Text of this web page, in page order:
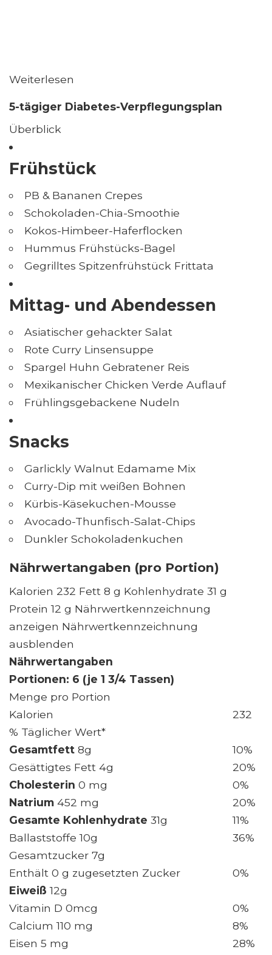
Weiterlesen
5-tägiger Diabetes-Verpflegungsplan
Überblick
Frühstück
PB & Bananen Crepes
Schokoladen-Chia-Smoothie
Kokos-Himbeer-Haferflocken
Hummus Frühstücks-Bagel
Gegrilltes Spitzenfrühstück Frittata
Mittag- und Abendessen
Asiatischer gehackter Salat
Rote Curry Linsensuppe
Spargel Huhn Gebratener Reis
Mexikanischer Chicken Verde Auflauf
Frühlingsgebackene Nudeln
Snacks
Garlickly Walnut Edamame Mix
Curry-Dip mit weißen Bohnen
Kürbis-Käsekuchen-Mousse
Avocado-Thunfisch-Salat-Chips
Dunkler Schokoladenkuchen
Nährwertangaben (pro Portion)
Kalorien 232 Fett 8 g Kohlenhydrate 31 g
Protein 12 g Nährwertkennzeichnung
anzeigen Nährwertkennzeichnung
ausblenden
Nährwertangaben
Portionen: 6 (je 1 3/4 Tassen)
Menge pro Portion
Kalorien
232
% Täglicher Wert*
Gesamtfett 8g
10%
Gesättigtes Fett 4g
20%
Cholesterin 0 mg
0%
Natrium 452 mg
20%
Gesamte Kohlenhydrate 31g
11%
Ballaststoffe 10g
36%
Gesamtzucker 7g
Enthält 0 g zugesetzten Zucker
0%
Eiweiß 12g
Vitamin D 0mcg
0%
Calcium 110 mg
8%
Eisen 5 mg
28%